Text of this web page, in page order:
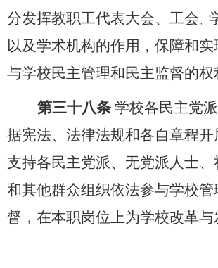
分发挥教职工代表大会、工会、
以及学术机构的作用，保障和
与学校民主管理和民主监督的权
第三十八条 学校各民主党
据宪法、法律法规和各自章程
支持各民主党派、无党派人士、
和其他群众组织依法参与学校管
督，在本职岗位上为学校改革与